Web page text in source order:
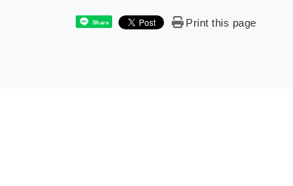
Share Print this page